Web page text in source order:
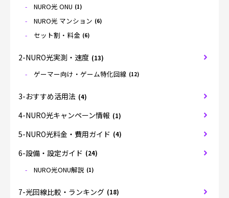
NURO光 ONU (1)
NURO光 マンション (6)
セット割・料金 (6)
2-NURO光実測・速度 (13)
ゲーマー向け・ゲーム特化回線 (12)
3-おすすめ活用法 (4)
4-NURO光キャンペーン情報 (1)
5-NURO光料金・費用ガイド (4)
6-設備・設定ガイド (24)
NURO光ONU解説 (1)
7-光回線比較・ランキング (18)